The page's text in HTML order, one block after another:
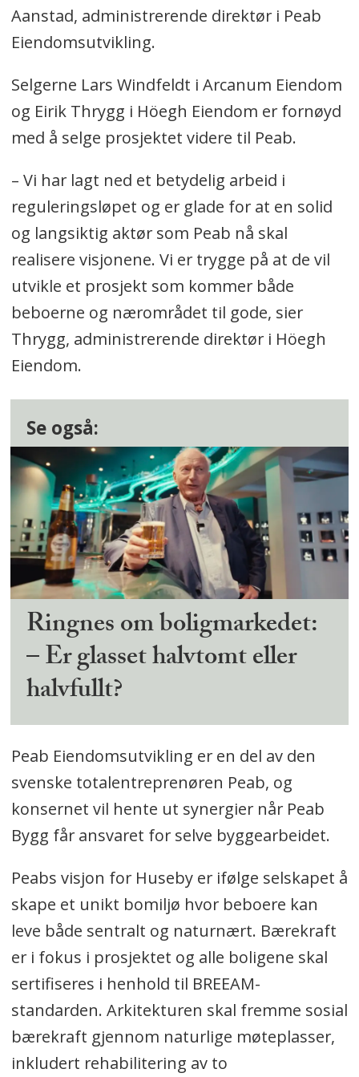
Aanstad, administrerende direktør i Peab
Eiendomsutvikling.
Selgerne Lars Windfeldt i Arcanum Eiendom
og Eirik Thrygg i Höegh Eiendom er fornøyd
med å selge prosjektet videre til Peab.
– Vi har lagt ned et betydelig arbeid i
reguleringsløpet og er glade for at en solid
og langsiktig aktør som Peab nå skal
realisere visjonene. Vi er trygge på at de vil
utvikle et prosjekt som kommer både
beboerne og nærområdet til gode, sier
Thrygg, administrerende direktør i Höegh
Eiendom.
Se også:
Ringnes om boligmarkedet:
– Er glasset halvtomt eller
halvfullt?
Peab Eiendomsutvikling er en del av den
svenske totalentreprenøren Peab, og
konsernet vil hente ut synergier når Peab
Bygg får ansvaret for selve byggearbeidet.
Peabs visjon for Huseby er ifølge selskapet å
skape et unikt bomiljø hvor beboere kan
leve både sentralt og naturnært. Bærekraft
er i fokus i prosjektet og alle boligene skal
sertifiseres i henhold til BREEAM-
standarden. Arkitekturen skal fremme sosial
bærekraft gjennom naturlige møteplasser,
inkludert rehabilitering av to